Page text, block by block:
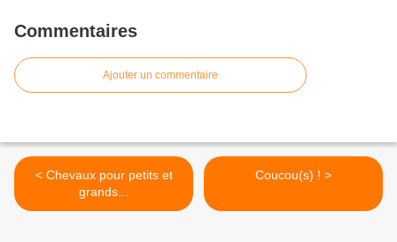
Commentaires
Ajouter un commentaire
< Chevaux pour petits et
grands...
Coucou(s) ! >